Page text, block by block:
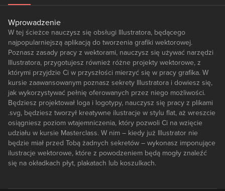
Wprowadzenie
W tej ścieżce nauczysz się obsługi Illustratora, będącego
najpopularniejszą aplikacją do tworzenia grafiki wektorowej.
Poznasz zasady pracy z wektorami, nauczysz się używać narzędzi
Illustratora, przygotujesz również różne projekty wektorowe, z
którymi przyjdzie Ci w przyszłości mierzyć się w pracy grafika. W
kursie zaawansowanym poznasz sekrety Illustratora i dowiesz się,
jak wykorzystywać pełnię oferowanych przez niego możliwości.
Będziesz projektował loga i logotypy, nauczysz się pracy z plikami
.svg, będziesz tworzył kreatywne ilustracje w stylu flat, aż wreszcie
osiągniesz poziom wtajemniczenia, który pozwoli Ci na wzięcie
udziału w kursie Masterclass. W nim – kiedy już Illustrator nie
będzie miał przed Tobą żadnych sekretów – wykonasz imponujące
ilustracje wektorowe, które z powodzeniem będą mogły znaleźć
się na okładkach płyt, plakatach lub koszulkach.